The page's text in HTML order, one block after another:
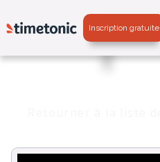
Inscription gratuite